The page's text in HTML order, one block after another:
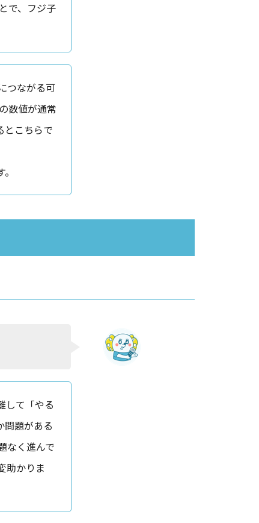
で、フジ子
つながる可
数値が通常
とこちらで
して「やる
問題がある
なく進んで
助かりま